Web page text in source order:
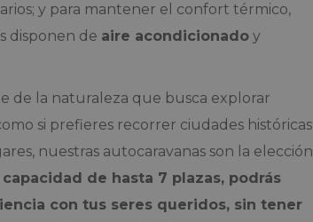
y para mantener el confort térmico,
disponen de aire acondicionado y
de la naturaleza que busca explorar
si prefieres recorrer ciudades históricas
nuestras autocaravanas son la elección
capacidad de hasta 7 plazas, podrás
con tus seres queridos, sin tener